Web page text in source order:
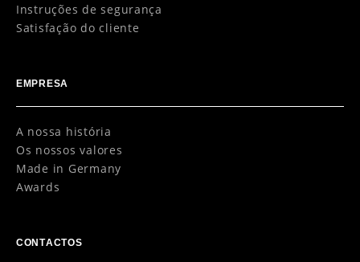
Instruções de segurança
Satisfação do cliente
EMPRESA
A nossa história
Os nossos valores
Made in Germany
Awards
CONTACTOS